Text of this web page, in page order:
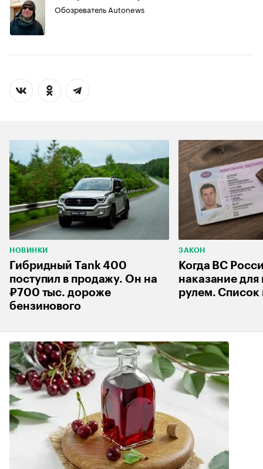
Обозреватель Autonews
НОВИНКИ
Гибридный Tank 400
поступил в продажу. Он на
₽700 тыс. дороже
бензинового
ЗАКОН
Когда ВС
наказание для
рулем.